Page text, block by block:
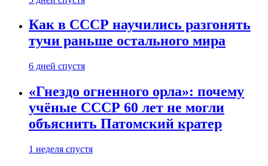
Как в СССР научились разгонять
тучи раньше остального мира
6 дней спустя
«Гнездо огненного орла»: почему
учёные СССР 60 лет не могли
объяснить Патомский кратер
1 неделя спустя